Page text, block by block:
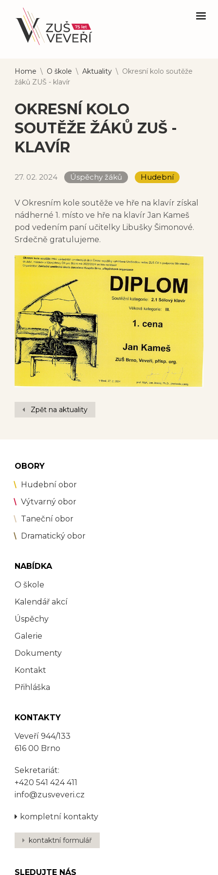
Home \ O škole \ Aktuality \ Okresní kolo soutěže
žáků ZUŠ - klavír
OKRESNÍ KOLO
SOUTĚŽE ŽÁKŮ ZUŠ -
KLAVÍR
27. 02. 2024 Úspěchy žáků Hudební
V Okresním kole soutěže ve hře na klavír získal
nádherné 1. místo ve hře na klavír Jan Kameš
pod vedením paní učitelky Libušky Šimonové.
Srdečně gratulujeme.
Zpět na aktuality
OBORY
Hudební obor
Výtvarný obor
Taneční obor
Dramatický obor
NABÍDKA
O škole
Kalendář akcí
Úspěchy
Galerie
Dokumenty
Kontakt
Přihláška
KONTAKTY
Veveří 944/133
616 00 Brno
Sekretariát:
+420 541 424 411
info@zusveveri.cz
kompletní kontakty
kontaktní formulář
SLEDUJTE NÁS